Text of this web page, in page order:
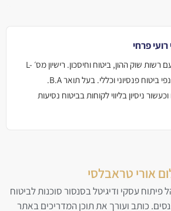
פרחי
סוכן ביטוח מורשה מטעם רשות שוק ההון, ביטוח וחיסכון. רישיון מס׳ L-
00121813, מורשה בענפי ביטוח פנסיוני וכללי. בעל תואר B.A.
ניסיון בליווי לקוחות בביטוח נסיעות
אורי טראבלסי
פיתוח עסקי ודיגיטל בסנסור סוכנות לביטוח
כותב ועורך את תוכן המדריכים באתר